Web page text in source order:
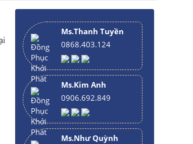
Ms.Thanh Tuyền
0868.403.124
Ms.Kim Anh
0906.692.849
Ms.Như Quỳnh